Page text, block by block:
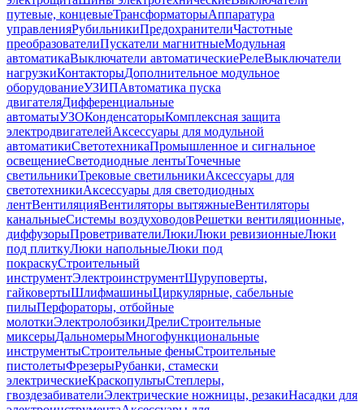
путевые, концевыеТрансформаторыАппаратура
управленияРубильникиПредохранителиЧастотные
преобразователиПускатели магнитныеМодульная
автоматикаВыключатели автоматическиеРелеВыключатели
нагрузкиКонтакторыДополнительное модульное
оборудованиеУЗИПАвтоматика пуска
двигателяДифференциальные
автоматыУЗОКонденсаторыКомплексная защита
электродвигателейАксессуары для модульной
автоматикиСветотехникаПромышленное и сигнальное
освещениеСветодиодные лентыТочечные
светильникиТрековые светильникиАксессуары для
светотехникиАксессуары для светодиодных
лентВентиляцияВентиляторы вытяжныеВентиляторы
канальныеСистемы воздуховодовРешетки вентиляционные,
диффузорыПроветривателиЛюкиЛюки ревизионныеЛюки
под плиткуЛюки напольныеЛюки под
покраскуСтроительный
инструментЭлектроинструментШуруповерты,
гайковертыШлифмашиныЦиркулярные, сабельные
пилыПерфораторы, отбойные
молоткиЭлектролобзикиДрелиСтроительные
миксерыДальномерыМногофункциональные
инструментыСтроительные феныСтроительные
пистолетыФрезерыРубанки, стамески
электрическиеКраскопультыСтеплеры,
гвоздезабивателиЭлектрические ножницы, резакиНасадки для